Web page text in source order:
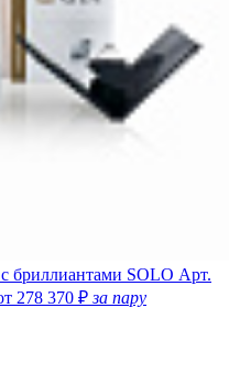
бриллиантами SOLO Арт.
278 370 ₽за пару